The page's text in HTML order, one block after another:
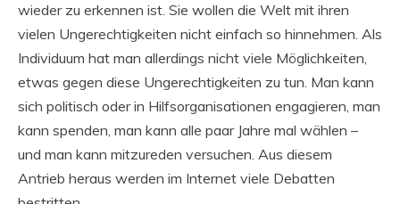
wieder zu erkennen ist. Sie wollen die Welt mit ihren
vielen Ungerechtigkeiten nicht einfach so hinnehmen. Als
Individuum hat man allerdings nicht viele Möglichkeiten,
etwas gegen diese Ungerechtigkeiten zu tun. Man kann
sich politisch oder in Hilfsorganisationen engagieren, man
kann spenden, man kann alle paar Jahre mal wählen –
und man kann mitzureden versuchen. Aus diesem
Antrieb heraus werden im Internet viele Debatten